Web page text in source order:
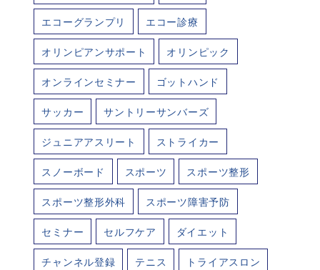
エコーグランプリ エコー診療
オリンピアンサポート オリンピック
オンラインセミナー ゴットハンド
サッカー サントリーサンバーズ
ジュニアアスリート ストライカー
スノーボード スポーツ スポーツ整形
スポーツ整形外科 スポーツ障害予防
セミナー セルフケア ダイエット
チャンネル登録 テニス トライアスロン